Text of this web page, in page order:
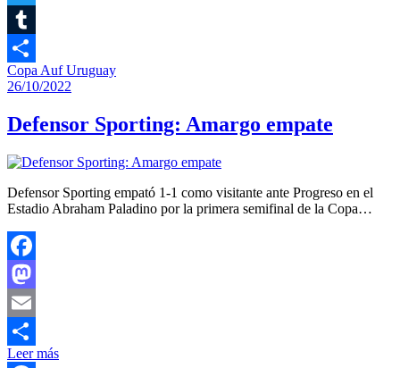
Twitter
Tumblr
Compartir
Copa Auf Uruguay
26/10/2022
Defensor Sporting: Amargo empate
Defensor Sporting empató 1-1 como visitante ante Progreso en el
Estadio Abraham Paladino por la primera semifinal de la Copa…
Facebook
Mastodon
Email
Compartir
Leer más